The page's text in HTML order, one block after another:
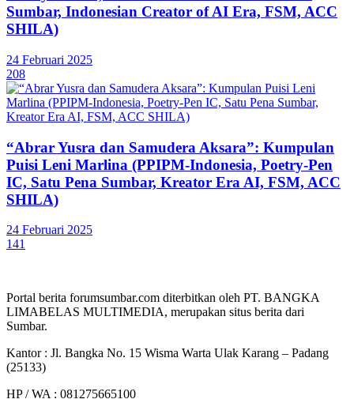
Sumbar, Indonesian Creator of AI Era, FSM, ACC
SHILA)
24 Februari 2025
208
“Abrar Yusra dan Samudera Aksara”: Kumpulan
Puisi Leni Marlina (PPIPM-Indonesia, Poetry-Pen
IC, Satu Pena Sumbar, Kreator Era AI, FSM, ACC
SHILA)
24 Februari 2025
141
Portal berita forumsumbar.com diterbitkan oleh PT. BANGKA
LIMABELAS MULTIMEDIA, merupakan situs berita dari
Sumbar.
Kantor : Jl. Bangka No. 15 Wisma Warta Ulak Karang – Padang
(25133)
HP / WA : 081275665100